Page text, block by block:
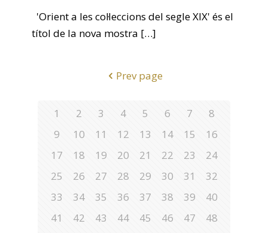
'Orient a les col·leccions del segle XIX' és el
títol de la nova mostra […]
Prev page
1 2 3 4 5 6 7
8
9
10 11 12 13 14 15
16
17
18 19 20 21 22 23
24
25
26 27 28 29 30 31
32
33
34 35 36 37 38 39
40
41
42 43 44 45 46 47
48